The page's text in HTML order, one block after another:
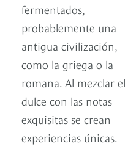
fermentados,
probablemente una
antigua civilización,
como la griega o la
romana. Al mezclar el
dulce con las notas
exquisitas se crean
experiencias únicas.